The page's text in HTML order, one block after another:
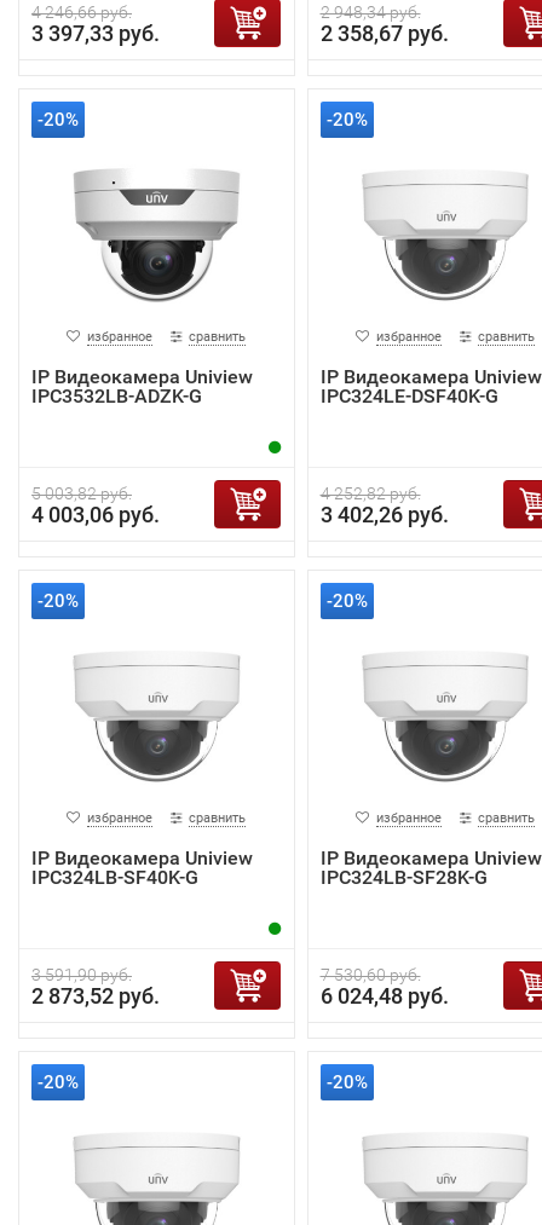
4 246,66 руб.
3 397,33 руб.
2 948,34 руб.
2 358,67 руб.
-20%
избранное сравнить
IP Видеокамера Uniview
IPC3532LB-ADZK-G
5 003,82 руб.
4 003,06 руб.
-20%
избранное сравнить
IP Видеокамера Uniview
IPC324LE-DSF40K-G
4 252,82 руб.
3 402,26 руб.
-20%
избранное сравнить
IP Видеокамера Uniview
IPC324LB-SF40K-G
3 591,90 руб.
2 873,52 руб.
-20%
избранное сравнить
IP Видеокамера Uniview
IPC324LB-SF28K-G
7 530,60 руб.
6 024,48 руб.
-20% -20%